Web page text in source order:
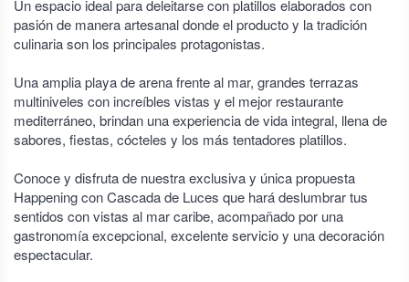
Un espacio ideal para deleitarse con platillos elaborados con
pasión de manera artesanal donde el producto y la tradición
culinaria son los principales protagonistas.
Una amplia playa de arena frente al mar, grandes terrazas
multiniveles con increíbles vistas y el mejor restaurante
mediterráneo, brindan una experiencia de vida integral, llena de
sabores, fiestas, cócteles y los más tentadores platillos.
Conoce y disfruta de nuestra exclusiva y única propuesta
Happening con Cascada de Luces que hará deslumbrar tus
sentidos con vistas al mar caribe, acompañado por una
gastronomía excepcional, excelente servicio y una decoración
espectacular.